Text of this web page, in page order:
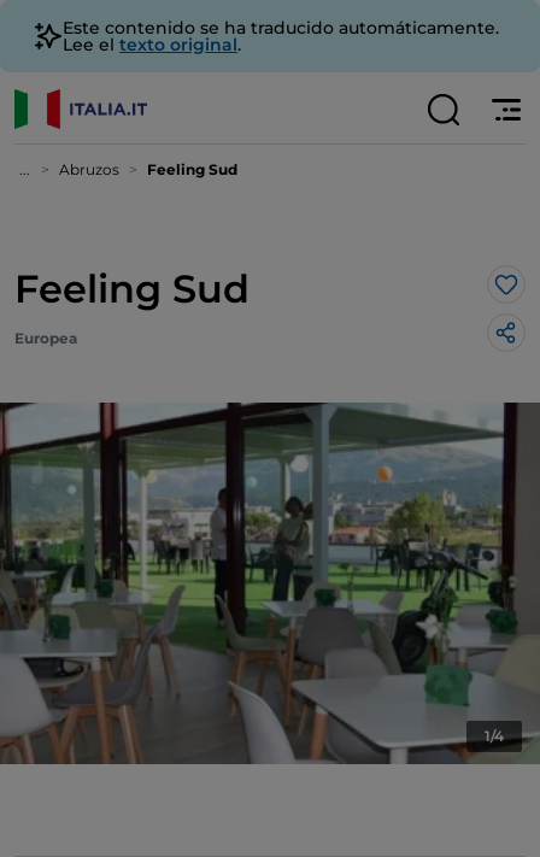
Este contenido se ha traducido automáticamente.
Lee el texto original.
... Abruzos Feeling Sud
Feeling Sud Me
Europea
1/4